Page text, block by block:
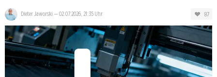
Dieter Jaworski — 02.07.2026, 21:35 Uhr 87